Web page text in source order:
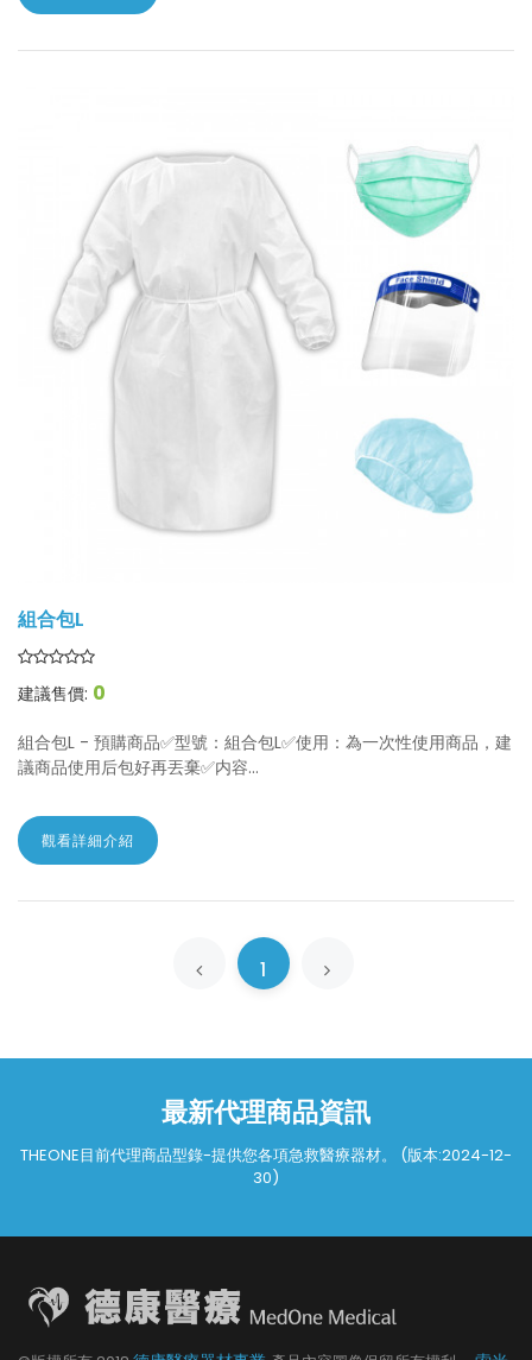
組合包L
建議售價: 0
組合包L - 預購商品✅型號：組合包L✅使用：為一次性使用商品，建
議商品使用后包好再丟棄✅内容...
觀看詳細介紹
1
最新代理商品資訊
THEONE目前代理商品型錄-提供您各項急救醫療器材。 (版本:2024-12-
30)